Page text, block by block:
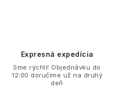
Expresná expedícia
Sme rýchli! Objednávku do
12:00 doručíme už na druhý
deň